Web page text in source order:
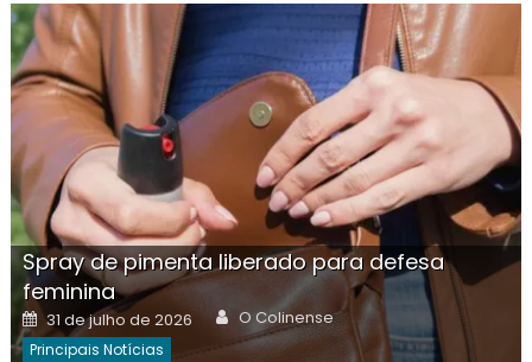
Spray de pimenta liberado para defesa
feminina
Posted
on
31 de julho de 2026 Author
O Colinense
Principais Notícias